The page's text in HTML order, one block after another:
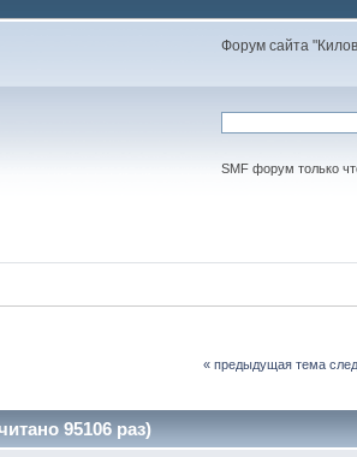
Форум сайта
SMF форум только
« предыдущая тема
95106 раз)